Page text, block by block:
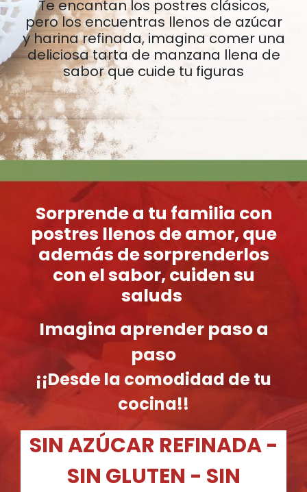
Te encantan los postres clásicos,
pero los encuentras llenos de azúcar
y harina refinada, imagina comer una
deliciosa tarta de manzana llena de
sabor que cuide tu figuras
Sorprende a tu familia con
postres llenos de amor, que
además de sorprenderlos
con el sabor, cuiden su
saluds
Imagina aprender paso a
paso
¡¡Desde la comodidad de tu
cocina!!
SIN AZÚCAR REFINADA -
SIN GLUTEN - SIN